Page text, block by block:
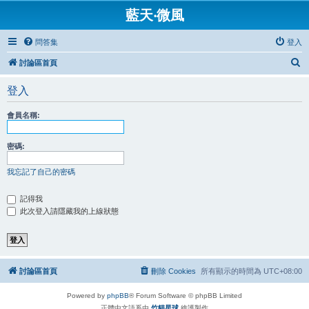
藍天‧微風
問答集 登入
討論區首頁
登入
會員名稱:
密碼:
我忘記了自己的密碼
記得我
此次登入請隱藏我的上線狀態
討論區首頁 所有顯示的時間為 UTC+08:00
刪除 Cookies
Powered by phpBB® Forum Software © phpBB Limited